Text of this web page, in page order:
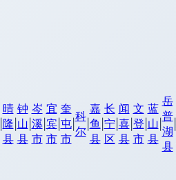
晴
隆
县
钟
山
县
岑
溪
市
|
宜
宾
市
|
奎
屯
市
|
科
尔|
嘉
鱼
县
|
长
宁
区
|
闻
喜
县
|
文
登
市
蓝
山
县
|
岳
普
湖
县
|